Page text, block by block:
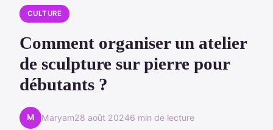
CULTURE
Comment organiser un atelier
de sculpture sur pierre pour
débutants ?
M Maryam28 août 20246 min de lecture